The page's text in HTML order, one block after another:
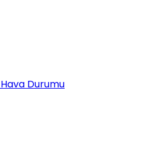
Hava Durumu